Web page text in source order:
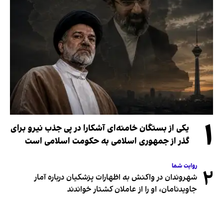
۱
یکی از بستگان خامنه‌ای آشکارا در پی جذب نیرو برای
گذر از جمهوری اسلامی به حکومت اسلامی است
۲ روایت شما
شهروندان در واکنش به اظهارات پزشکیان درباره آمار
جاویدنامان، او را از عاملان کشتار خواندند